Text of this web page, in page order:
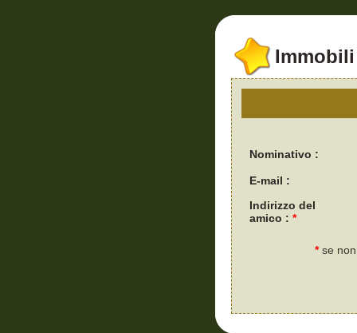
Nominativo :
E-mail :
Indirizzo del
amico : *
*se non